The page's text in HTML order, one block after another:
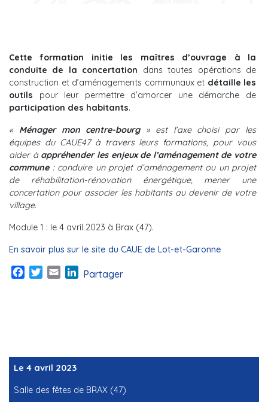
Cette formation initie les maîtres d’ouvrage à la
conduite de la concertation dans toutes opérations de
construction et d’aménagements communaux et détaille les
outils pour leur permettre d’amorcer une démarche de
participation des habitants.
« Ménager mon centre-bourg» est l’axe choisi par les
équipes du CAUE47 à travers leurs formations, pour vous
aider à appréhender les enjeux de l’aménagement de votre
commune: conduire un projet d’aménagement ou un projet
de réhabilitation-rénovation énergétique, mener une
concertation pour associer les habitants au devenir de votre
village.
Module 1 : le 4 avril 2023 à Brax (47).
En savoir plus sur le site du CAUE de Lot-et-Garonne
Facebook
TwitterEmail LinkedIn
Partager
Le 4 avril 2023
Salle des fêtes de BRAX (47)